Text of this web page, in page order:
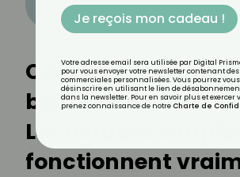
Comment
bouteille d'eau
Les astuces
fonctionnent
Je reçois mon cadeau !
Votre adresse email sera utilisée par Digital
pour vous envoyer votre newsletter contenant des
commerciales personnalisées. Vous pourrez vous
désinscrire en utilisant le lien de
dans la newsletter. Pour en savoir plus et exercer
prenez connaissance de notre Charte de